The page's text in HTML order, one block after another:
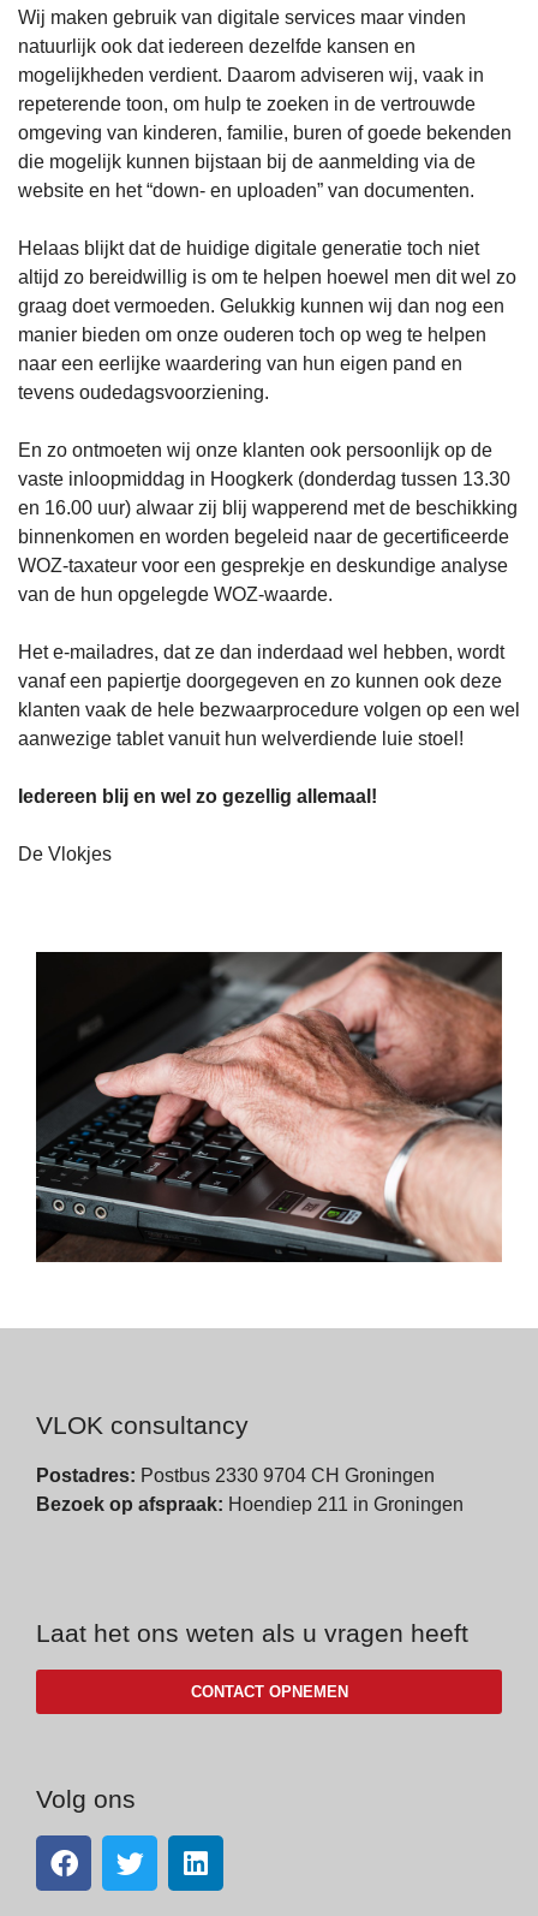
Wij maken gebruik van digitale services maar vinden
natuurlijk ook dat iedereen dezelfde kansen en
mogelijkheden verdient. Daarom adviseren wij, vaak in
repeterende toon, om hulp te zoeken in de vertrouwde
omgeving van kinderen, familie, buren of goede bekenden
die mogelijk kunnen bijstaan bij de aanmelding via de
website en het “down- en uploaden” van documenten.
Helaas blijkt dat de huidige digitale generatie toch niet
altijd zo bereidwillig is om te helpen hoewel men dit wel zo
graag doet vermoeden. Gelukkig kunnen wij dan nog een
manier bieden om onze ouderen toch op weg te helpen
naar een eerlijke waardering van hun eigen pand en
tevens oudedagsvoorziening.
En zo ontmoeten wij onze klanten ook persoonlijk op de
vaste inloopmiddag in Hoogkerk (donderdag tussen 13.30
en 16.00 uur) alwaar zij blij wapperend met de beschikking
binnenkomen en worden begeleid naar de gecertificeerde
WOZ-taxateur voor een gesprekje en deskundige analyse
van de hun opgelegde WOZ-waarde.
Het e-mailadres, dat ze dan inderdaad wel hebben, wordt
vanaf een papiertje doorgegeven en zo kunnen ook deze
klanten vaak de hele bezwaarprocedure volgen op een wel
aanwezige tablet vanuit hun welverdiende luie stoel!
Iedereen blij en wel zo gezellig allemaal!
De Vlokjes
VLOK consultancy
Postadres: Postbus 2330 9704 CH Groningen
Bezoek op afspraak: Hoendiep 211 in Groningen
Laat het ons weten als u vragen heeft
CONTACT OPNEMEN
Volg ons